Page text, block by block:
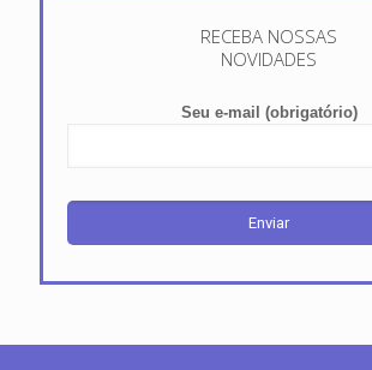
RECEBA NOSSAS
NOVIDADES
Seu e-mail (obrigatório)